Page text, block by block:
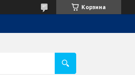
Корзина